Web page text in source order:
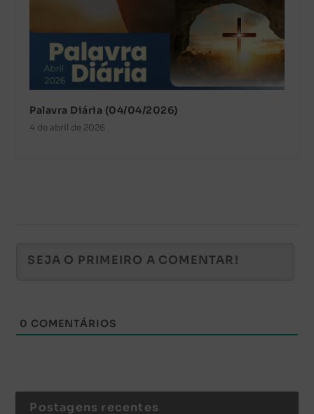
Palavra Diária (04/04/2026)
4 de abril de 2026
0 COMENTÁRIOS
Postagens recentes